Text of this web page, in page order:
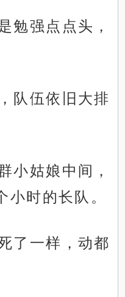
勉强点点头，
队伍依旧大排
小姑娘中间，
小时的长队。
了一样，动都